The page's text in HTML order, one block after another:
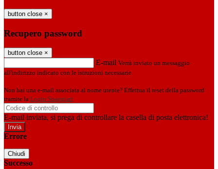
button close ×
Recupero password
button close ×
E-mail Verrà inviato un messaggio
all'indirizzo indicato con le istruzioni necessarie.
Non hai una e-mail associata al nome utente? Effettua il reset della password
tramite la Login Spaggiari
E-mail inviata, si prega di controllare la casella di posta elettronica!
Errore
Chiudi
Successo